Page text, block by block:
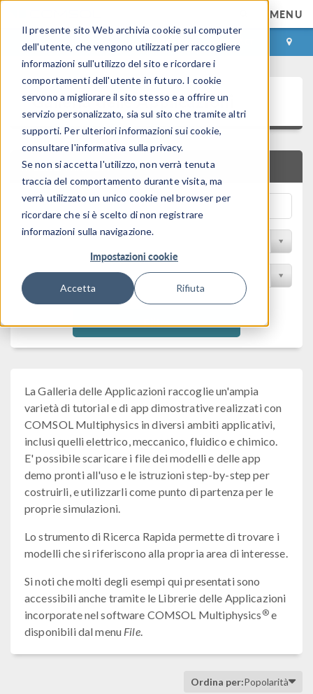
Il presente sito Web archivia cookie sul computer
dell'utente, che vengono utilizzati per raccogliere
informazioni sull'utilizzo del sito e ricordare i
comportamenti dell'utente in futuro. I cookie
servono a migliorare il sito stesso e a offrire un
servizio personalizzato, sia sul sito che tramite altri
supporti. Per ulteriori informazioni sui cookie,
consultare l'informativa sulla privacy.
Se non si accetta l'utilizzo, non verrà tenuta
traccia del comportamento durante visita, ma
verrà utilizzato un unico cookie nel browser per
ricordare che si è scelto di non registrare
informazioni sulla navigazione.
Impostazioni cookie
Accetta Rifiuta
MENU
ACCEDI CONTACT
Galleria delle Applicazioni
RICERCA RAPIDA
Filtra per Prodotto
Filtra
La Galleria delle Applicazioni raccoglie un'ampia
varietà di tutorial e di app dimostrative realizzati con
COMSOL Multiphysics in diversi ambiti applicativi,
inclusi quelli elettrico, meccanico, fluidico e chimico.
E' possibile scaricare i file dei modelli e delle app
demo pronti all'uso e le istruzioni step-by-step per
costruirli, e utilizzarli come punto di partenza per le
proprie simulazioni.
Lo strumento di Ricerca Rapida permette di trovare i
modelli che si riferiscono alla propria area di interesse.
Si noti che molti degli esempi qui presentati sono
accessibili anche tramite le Librerie delle Applicazioni
incorporate nel software COMSOL Multiphysics ®e
disponibili dal menu File.
Ordina per:Popolarità